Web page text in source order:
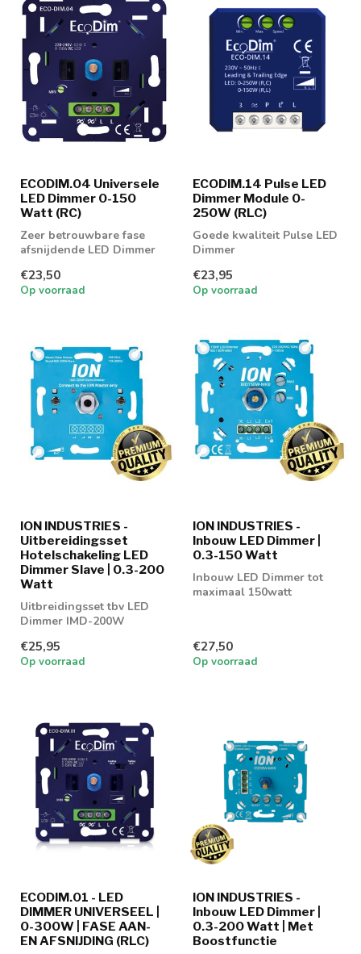
ECODIM.04 Universele
LED Dimmer 0-150
Watt (RC)
Zeer betrouwbare fase
afsnijdende LED Dimmer
€23,50
Op voorraad
ECODIM.14 Pulse LED
Dimmer Module 0-
250W (RLC)
Goede kwaliteit Pulse LED
Dimmer
€23,95
Op voorraad
ION INDUSTRIES -
Uitbereidingsset
Hotelschakeling LED
Dimmer Slave | 0.3-200
Watt
Uitbreidingsset tbv LED
Dimmer IMD-200W
€25,95
Op voorraad
ION INDUSTRIES -
Inbouw LED Dimmer |
0.3-150 Watt
Inbouw LED Dimmer tot
maximaal 150watt
€27,50
Op voorraad
ECODIM.01 - LED
DIMMER UNIVERSEEL |
0-300W | FASE AAN-
EN AFSNIJDING (RLC)
ION INDUSTRIES -
Inbouw LED Dimmer |
0.3-200 Watt | Met
Boostfunctie